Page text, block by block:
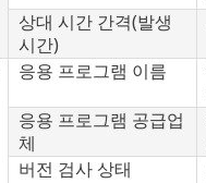
상대 시간 간격(발생
시간)
응용 프로그램 이름
응용 프로그램 공급업
체
버전 검사 상태